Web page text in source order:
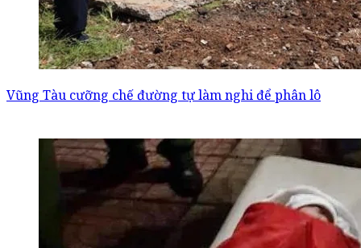
Vũng Tàu cưỡng chế đường tự làm nghi để phân lô